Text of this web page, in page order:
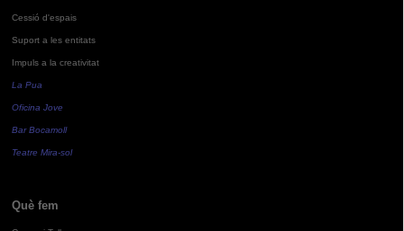
Cessió d'espais
Suport a les entitats
Impuls a la creativitat
La Pua
Oficina Jove
Bar Bocamoll
Teatre Mira-sol
Què fem